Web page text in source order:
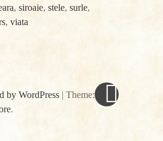
, siroaie, stele, surle,
, viata
by WordPress | Theme: spun
.